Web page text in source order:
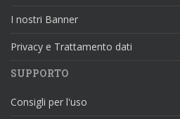
I nostri Banner
Privacy e Trattamento dati
SUPPORTO
Consigli per l'uso